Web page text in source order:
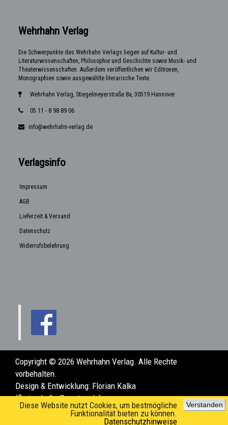
Diese Website nutzt Cookies, um bestmögliche
Funktionalität bieten zu können.
Datenschutzhinweise
Verstanden
Wehrhahn Verlag
Die Schwerpunkte des Wehrhahn Verlags liegen auf Kultur- und
Literaturwissenschaften, Philosophie und Geschichte sowie Musik- und
Theaterwissenschaften. Außerdem veröffentlichen wir Editionen,
Monographien sowie ausgewählte literarische Texte.
Wehrhahn Verlag, Stiegelmeyerstraße 8a, 30519 Hannover
05 11 - 8 98 89 06
info@wehrhahn-verlag.de
Verlagsinfo
Impressum
AGB
Lieferzeit & Versand
Datenschutz
Widerrufsbelehrung
Copyright © 2026 Wehrhahn Verlag. Alle Rechte
vorbehalten.
Design & Entwicklung: Florian Kalka
(florian.kalka@posteo.de)
www.wehrhahn-verlag.de